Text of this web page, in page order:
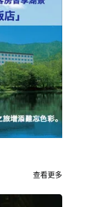
查看更多